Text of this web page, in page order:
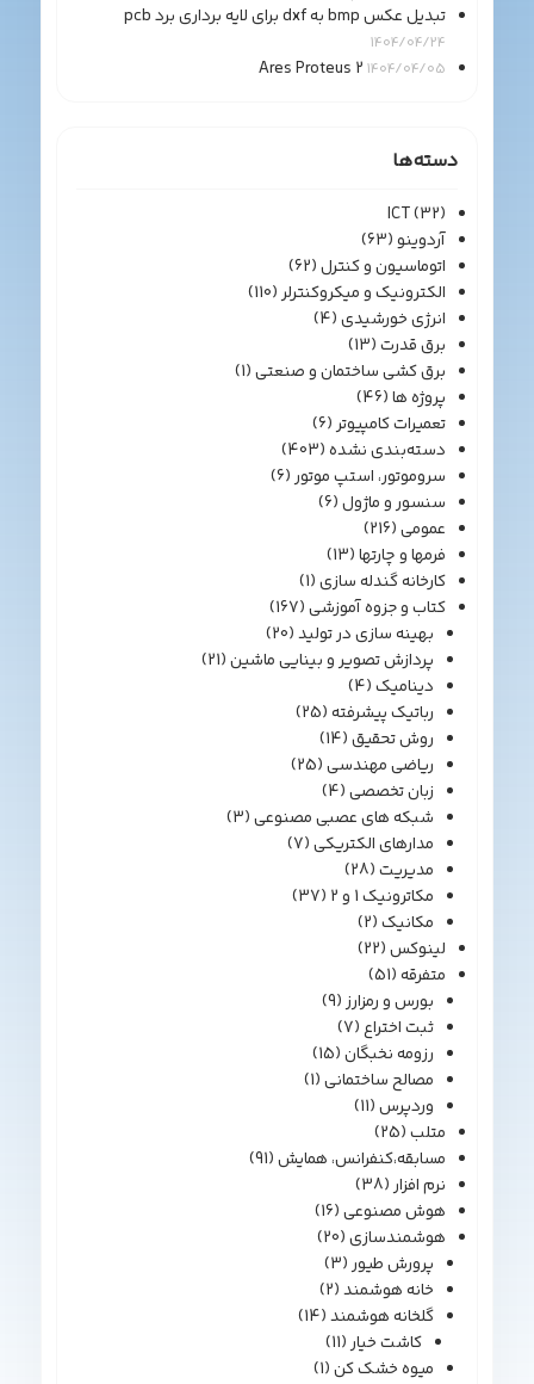
تبدیل عکس bmp به dxf برای لایه برداری برد pcb
1404/04/24
Ares Proteus 2 1404/04/05
دسته‌ها
ICT(32)
آردوینو(63)
اتوماسیون و کنترل(62)
الکترونیک و میکروکنترلر(110)
انرژی خورشیدی(4)
برق قدرت(13)
برق کشی ساختمان و صنعتی(1)
پروژه ها(46)
تعمیرات کامپیوتر(6)
دسته‌بندی نشده(403)
سروموتور، استپ موتور(6)
سنسور و ماژول(6)
عمومی(216)
فرمها و چارتها(13)
کارخانه گندله سازی(1)
کتاب و جزوه آموزشی(167)
بهینه سازی در تولید(20)
پردازش تصویر و بینایی ماشین(21)
دینامیک(4)
رباتیک پیشرفته(25)
روش تحقیق(14)
ریاضی مهندسی(25)
زبان تخصصی(4)
شبکه های عصبی مصنوعی(3)
مدارهای الکتریکی(7)
مدیریت(28)
مکاترونیک 1 و 2
(37)
مکانیک(2)
لینوکس(22)
متفرقه(51)
بورس و رمزارز(9)
ثبت اختراع(7)
رزومه نخبگان(15)
مصالح ساختمانی(1)
وردپرس(11)
متلب(25)
مسابقه،کنفرانس، همایش(91)
نرم افزار(38)
هوش مصنوعی(16)
هوشمندسازی(20)
پرورش طیور(3)
خانه هوشمند(2)
گلخانه هوشمند(14)
کاشت خیار(11)
میوه خشک کن(1)